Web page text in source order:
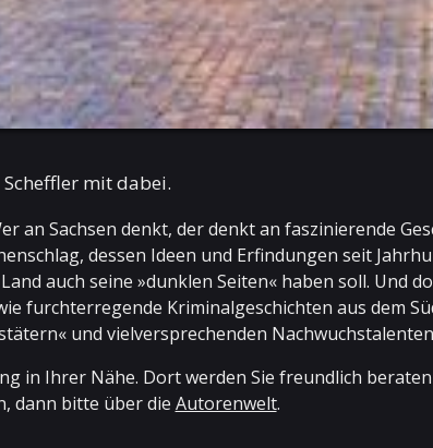
Scheffler mit dabei.
an Sachsen denkt, der denkt an faszinierende
dessen Ideen und Erfindungen seit
auch seine »dunklen Seiten« haben soll. Und
furchterregende Kriminalgeschichten aus dem
und vielversprechenden
in Ihrer Nähe. Dort werden Sie freundlich
dann bitte über die Autorenwelt.